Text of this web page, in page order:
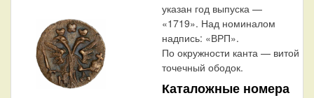
указан год выпуска —
«1719». Над номиналом
надпись: «ВРП».
По окружности канта — витой
точечный ободок.
Каталожные номера